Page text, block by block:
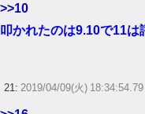
>>10
叩かれたのは9.10で11
21: 2019/04/09(火)